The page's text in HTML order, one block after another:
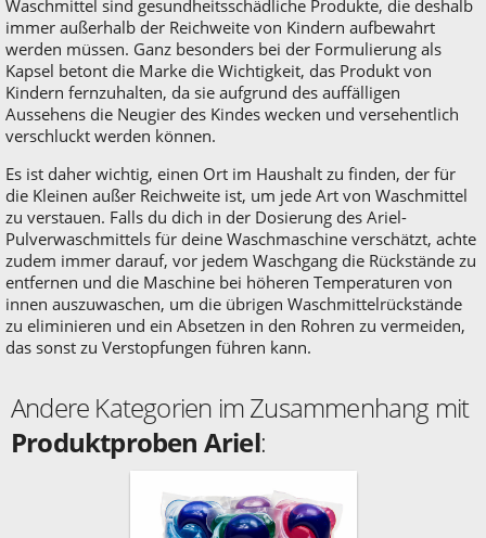
Waschmittel sind gesundheitsschädliche Produkte, die deshalb
immer außerhalb der Reichweite von Kindern aufbewahrt
werden müssen. Ganz besonders bei der Formulierung als
Kapsel betont die Marke die Wichtigkeit, das Produkt von
Kindern fernzuhalten, da sie aufgrund des auffälligen
Aussehens die Neugier des Kindes wecken und versehentlich
verschluckt werden können.
Es ist daher wichtig, einen Ort im Haushalt zu finden, der für
die Kleinen außer Reichweite ist, um jede Art von Waschmittel
zu verstauen. Falls du dich in der Dosierung des Ariel-
Pulverwaschmittels für deine Waschmaschine verschätzt, achte
zudem immer darauf, vor jedem Waschgang die Rückstände zu
entfernen und die Maschine bei höheren Temperaturen von
innen auszuwaschen, um die übrigen Waschmittelrückstände
zu eliminieren und ein Absetzen in den Rohren zu vermeiden,
das sonst zu Verstopfungen führen kann.
Andere Kategorien im Zusammenhang mit
Produktproben Ariel: